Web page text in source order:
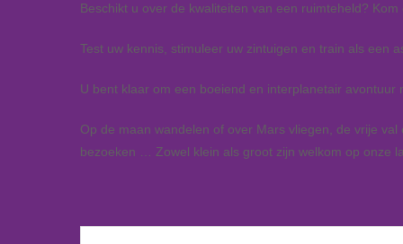
Beschikt u over de kwaliteiten van een ruimteheld?
Test uw kennis, stimuleer uw zintuigen en train als een
U bent klaar om een boeiend en interplanetair avontuur
Op de maan wandelen of over Mars vliegen, de vrije
bezoeken … Zowel klein als groot zijn welkom op onze